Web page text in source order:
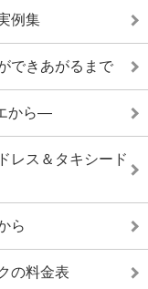
例集
できあがるまで
から―
レス＆タキシード
ら
の料金表